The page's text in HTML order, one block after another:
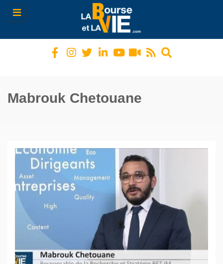
Toggle
navigation
Mabrouk Chetouane